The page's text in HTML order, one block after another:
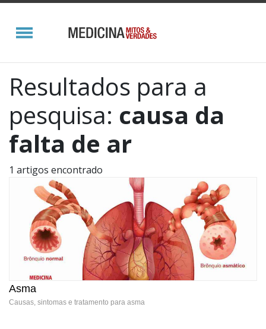
Resultados para a
pesquisa: causa da
falta de ar
1 artigos encontrado
Asma
Causas, sintomas e tratamento para asma